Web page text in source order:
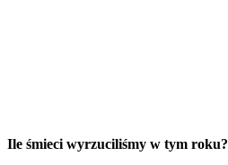
Ile śmieci wyrzuciliśmy w tym roku?